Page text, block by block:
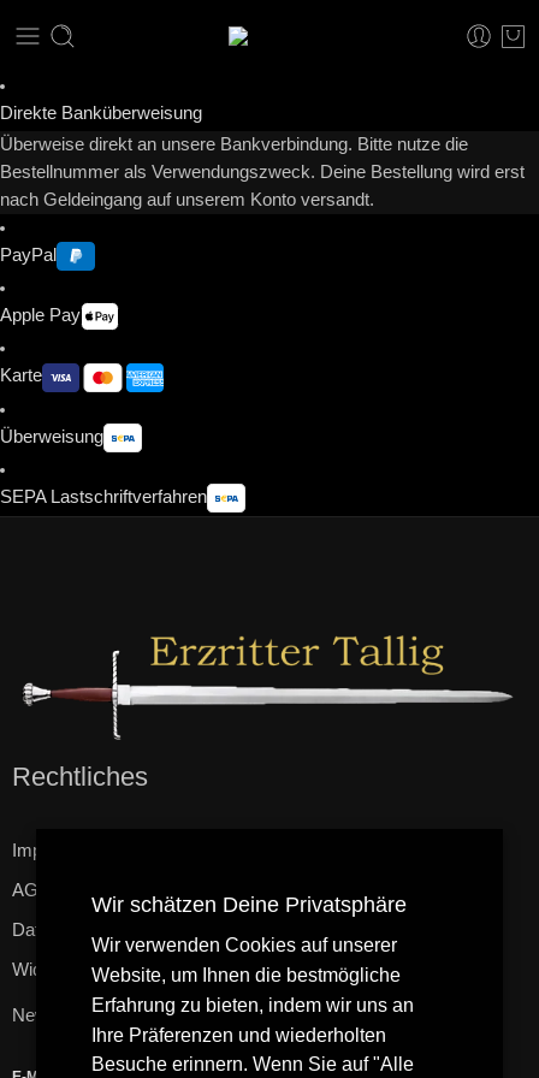
Direkte Banküberweisung
Überweise direkt an unsere Bankverbindung. Bitte nutze die
Bestellnummer als Verwendungszweck. Deine Bestellung wird erst
nach Geldeingang auf unserem Konto versandt.
PayPal
Apple Pay
Karte
Überweisung
SEPA Lastschriftverfahren
Rechtliches
Impressum
AGB
Datenschutzerklärung
Widerrufsbelehrung
Newsletter
Wir schätzen Deine Privatsphäre
Wir verwenden Cookies auf unserer
Website, um Ihnen die bestmögliche
Erfahrung zu bieten, indem wir uns an
Ihre Präferenzen und wiederholten
Besuche erinnern. Wenn Sie auf "Alle